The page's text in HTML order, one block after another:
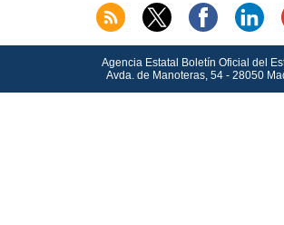
Agencia Estatal Boletín Oficial del
Avda. de Manoteras, 54 - 28050